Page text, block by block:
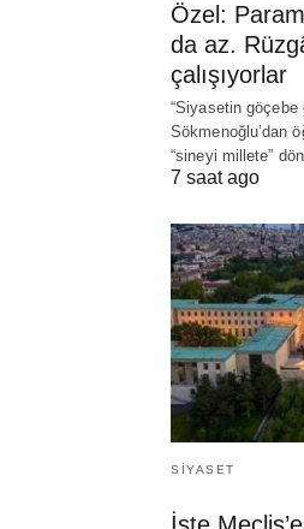
Özel:
da az.
çalışıyorlar
“Siyasetin göçebe
Sökmenoğlu’dan
“sineyi millete”
7 saat ago
SIYASET
İşte